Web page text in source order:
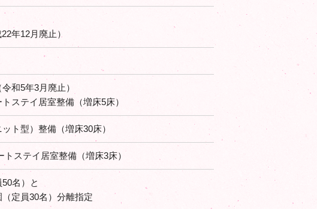
年12月廃止）
和5年3月廃止）
ステイ居室整備（増床5床）
ト型）整備（増床30床）
ステイ居室整備（増床3床）
名）と
定員30名）分離指定